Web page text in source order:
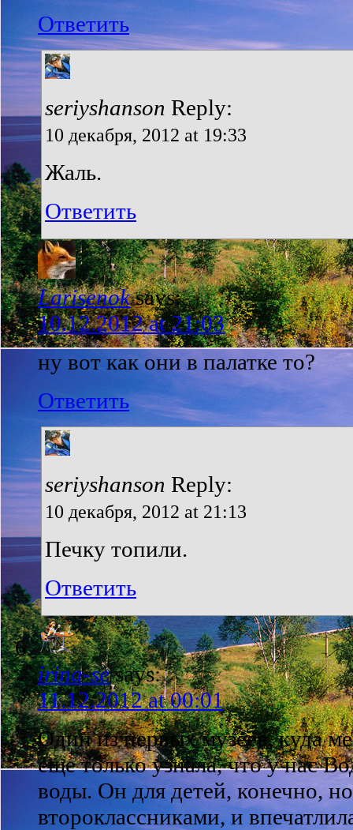
Ответить
seriyshanson Reply:
10 декабря, 2012 at 19:33
Жаль.
Ответить
Larisenok says:
10.12.2012 at 21:03
ну вот как они в палатке то?
Ответить
seriyshanson Reply:
10 декабря, 2012 at 21:13
Печку топили.
Ответить
irina-se says:
11.12.2012 at 00:01
Один из первых музеев, куда
еще только узнала, что у нас
воды. Он для детей, конечно,
второклассниками, и